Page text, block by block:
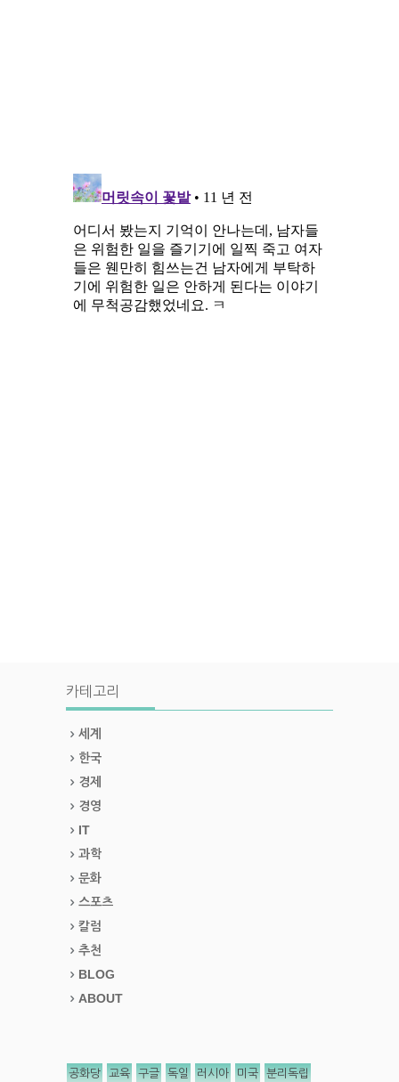
카테고리
세계
한국
경제
경영
IT
과학
문화
스포츠
칼럼
추천
BLOG
ABOUT
공화당 교육 구글 독일 러시아 미국 분리독립